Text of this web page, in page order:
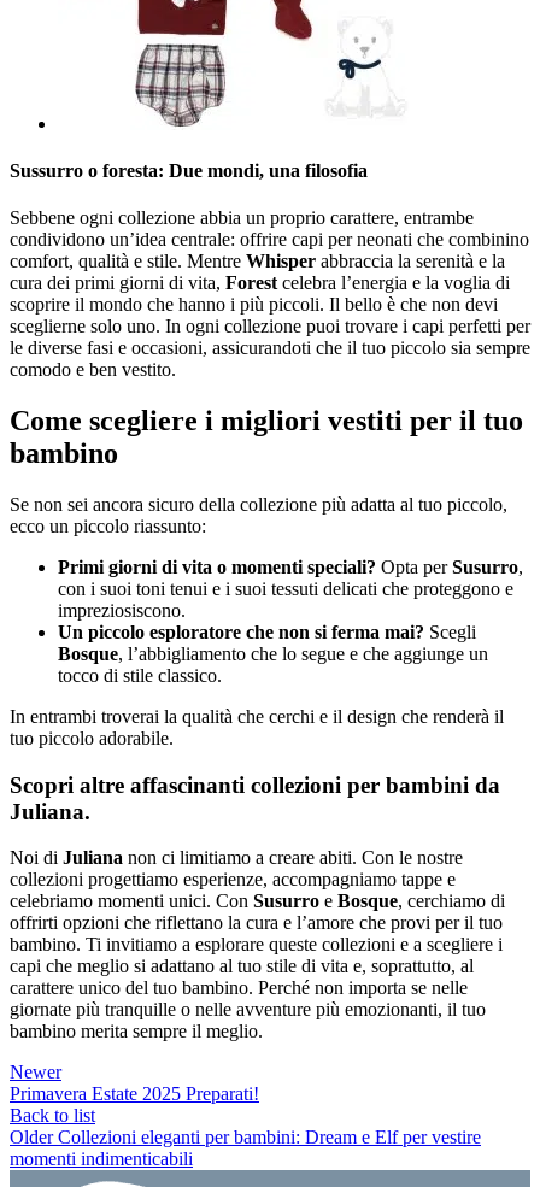
Sussurro o foresta: Due mondi, una filosofia
Sebbene ogni collezione abbia un proprio carattere, entrambe
condividono un’idea centrale: offrire capi per neonati che combinino
comfort, qualità e stile. Mentre Whisper abbraccia la serenità e la
cura dei primi giorni di vita, Forest celebra l’energia e la voglia di
scoprire il mondo che hanno i più piccoli. Il bello è che non devi
sceglierne solo uno. In ogni collezione puoi trovare i capi perfetti per
le diverse fasi e occasioni, assicurandoti che il tuo piccolo sia sempre
comodo e ben vestito.
Come scegliere i migliori vestiti per il tuo
bambino
Se non sei ancora sicuro della collezione più adatta al tuo piccolo,
ecco un piccolo riassunto:
Primi giorni di vita o momenti speciali? Opta perSusurro,
con i suoi toni tenui e i suoi tessuti delicati che proteggono e
impreziosiscono.
Un piccolo esploratore che non si ferma mai? Scegli
Bosque, l’abbigliamento che lo segue e che aggiunge un
tocco di stile classico.
In entrambi troverai la qualità che cerchi e il design che renderà il
tuo piccolo adorabile.
Scopri altre affascinanti collezioni per bambini da
Juliana.
Noi di Juliana non ci limitiamo a creare abiti. Con le nostre
collezioni progettiamo esperienze, accompagniamo tappe e
celebriamo momenti unici. Con Susurro e Bosque, cerchiamo di
offrirti opzioni che riflettano la cura e l’amore che provi per il tuo
bambino. Ti invitiamo a esplorare queste collezioni e a scegliere i
capi che meglio si adattano al tuo stile di vita e, soprattutto, al
carattere unico del tuo bambino. Perché non importa se nelle
giornate più tranquille o nelle avventure più emozionanti, il tuo
bambino merita sempre il meglio.
Newer
Primavera Estate 2025 Preparati!
Back to list
Older Collezioni eleganti per bambini: Dream e Elf per vestire
momenti indimenticabili